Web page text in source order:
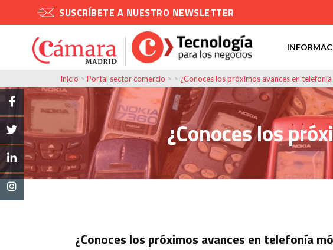
SUSCRÍBETE A NUESTRO NEWSLETTER
Inicio > Portal sector comercio > > ¿Conoces los próximos avances en
¿Conoces los
¿Conoces los próximos avances en telefonía